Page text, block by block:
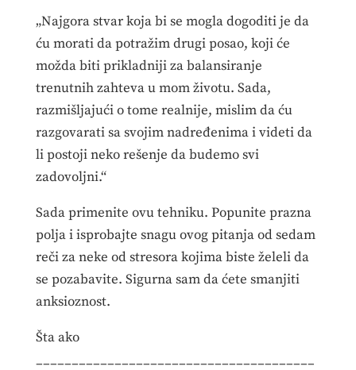
„Najgora stvar koja bi se mogla dogoditi je da
ću morati da potražim drugi posao, koji će
možda biti prikladniji za balansiranje
trenutnih zahteva u mom životu. Sada,
razmišljajući o tome realnije, mislim da ću
razgovarati sa svojim nadređenima i videti da
li postoji neko rešenje da budemo svi
zadovoljni.“
Sada primenite ovu tehniku. Popunite prazna
polja i isprobajte snagu ovog pitanja od sedam
reči za neke od stresora kojima biste želeli da
se pozabavite. Sigurna sam da ćete smanjiti
anksioznost.
Šta ako
_______________________________________